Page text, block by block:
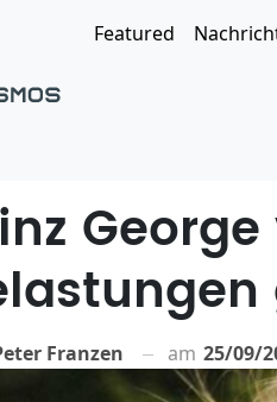
Featured
Franzen am 25/09/